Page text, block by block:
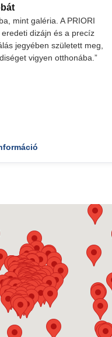
mint galéria. A PRIORI
dizájn és a precíz
jegyében született meg,
vigyen otthonába.”